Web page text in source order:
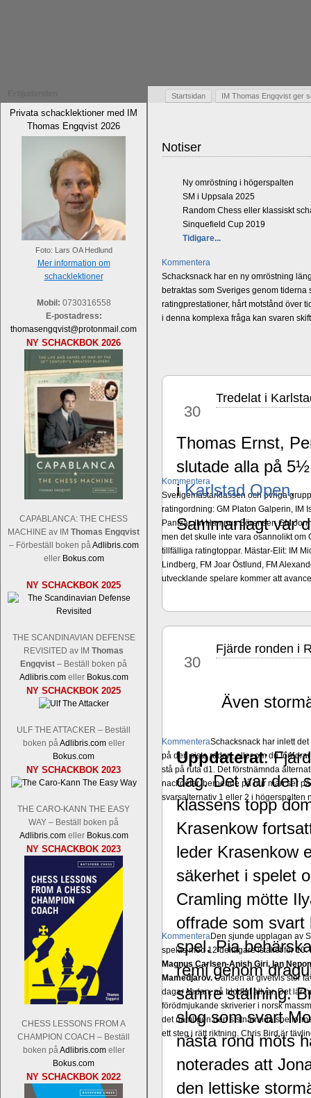
Privata schacklektioner med IM
Thomas Engqvist 2026
Foto: Lars OA Hedlund
Mer information om
schacklektioner
Mobil: 0730316558
E-postadress:
thomasengqvist@protonmail.com
NY SCHACKBOK 2026
CAPABLANCA: THE CHESS
MACHINE av IM Thomas Engqvist
– Förbeställ boken påAdlibris.com
eller Bokus.com
NY SCHACKBOK 2025
THE SCANDINAVIAN DEFENSE
REVISITED av IM Thomas
Engqvist – Beställ boken på
Adlibris.comeller Bokus.com
NY SCHACKBOK 2025
ULF THE ATTACKER – Beställ
boken påAdlibris.comeller
Bokus.com
NY SCHACKBOK 2023
THE CARO-KANN THE EASY
WAY – Beställ boken på
Adlibris.comeller Bokus.com
NY SCHACKBOK 2023
CHESS LESSONS FROM A
CHAMPION COACH – Beställ
boken på Adlibris.comeller
Bokus.com
NY SCHACKBOK 2022
Startsidan IM Thomas Engqvist ger
Notiser
Ny omröstning i högerspalten
SM i Uppsala 2025
Random Chess eller klassiskt
Sinquefield Cup 2019
Tidigare...
Kommentera
Schacksnack har en ny omröstning
betraktas som Sveriges genom
ratingprestationer, hårt motstånd över
i denna komplexa fråga kan svaren
Kommentera
Sverigemästarklassen och övriga
ratingordning: GM Platon Galperin, IM
Pantzar, IM Hampus Sörensen GM
men det skulle inte vara osannolikt om
tillfälliga ratingtoppar. Mästar-Elit: IM
Lindberg, FM Joar Östlund, FM
utvecklande spelare kommer att
KommenteraSchacksnack har inlett
på den sista raden, eller om du
stå på ruta d1. Det förstnämnda
nackdelar, beroende på hur man ser
svarsalternativ 1 eller 2 i högerspalten
KommenteraDen sjunde upplagan av
spelas med 12 deltagare istället för
Magnus Carlsen-Anish Giri, Ian
Mamedjarov.Carlsen är givetvis stor
dagar sedan, på blodigt allvar. Det lär
förödmjukande skriverier i norsk
det nämligen den sistnämnda
ett steg i rätt riktning. Chris Bird är
30
Tredelat i
Thomas Ernst,
slutade alla på
iKarlstad Open.
Sammanlagt var
30
Fjärde ronden i
Även
Uppdaterat:
dag. Det var den
klassens topp
Krasenkow
leder Krasenkow
säkerhet i spelet
Cramling mötte
offrade som
spel. Pia
remi genom
sämre ställning.
slog som svart
nästa rond möts
noterades att
den lettiske